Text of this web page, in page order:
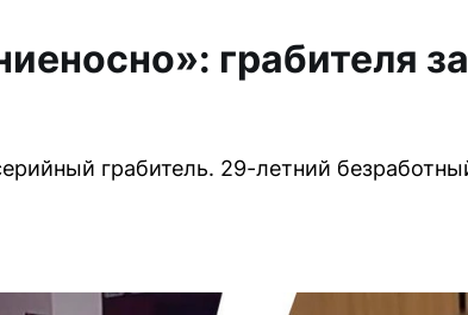
грабителя
грабитель. 29-летний